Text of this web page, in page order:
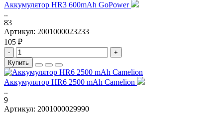
Аккумулятор HR3 600mAh GoPower
..
83
Артикул: 2001000023233
105 ₽
-
+
Купить
Аккумулятор HR6 2500 mAh Camelion
..
9
Артикул: 2001000029990